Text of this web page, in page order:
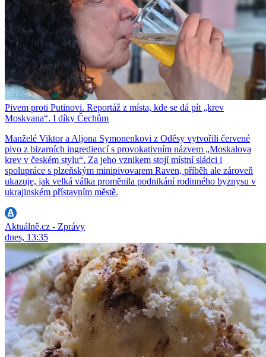
Pivem proti Putinovi. Reportáž z místa, kde se dá pít „krev
Moskvana“. I díky Čechům
Manželé Viktor a Aljona Symonenkovi z Oděsy vytvořili červené
pivo z bizarních ingrediencí s provokativním názvem „Moskalova
krev v českém stylu“. Za jeho vznikem stojí místní sládci i
spolupráce s plzeňským minipivovarem Raven, příběh ale zároveň
ukazuje, jak velká válka proměnila podnikání rodinného byznysu v
ukrajinském přístavním městě.
Aktuálně.cz - Zprávy
dnes, 13:35